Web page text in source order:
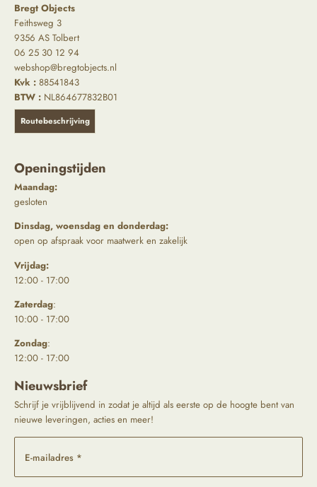
Bregt Objects
Feithsweg 3
9356 AS Tolbert
06 25 30 12 94
webshop@bregtobjects.nl
Kvk : 88541843
BTW : NL864677832B01
Routebeschrijving
Openingstijden
Maandag:
gesloten
Dinsdag, woensdag en donderdag:
open op afspraak voor maatwerk en zakelijk
Vrijdag:
12:00 - 17:00
Zaterdag:
10:00 - 17:00
Zondag:
12:00 - 17:00
Nieuwsbrief
Schrijf je vrijblijvend in zodat je altijd als eerste op de hoogte bent van
nieuwe leveringen, acties en meer!
E-mailadres *